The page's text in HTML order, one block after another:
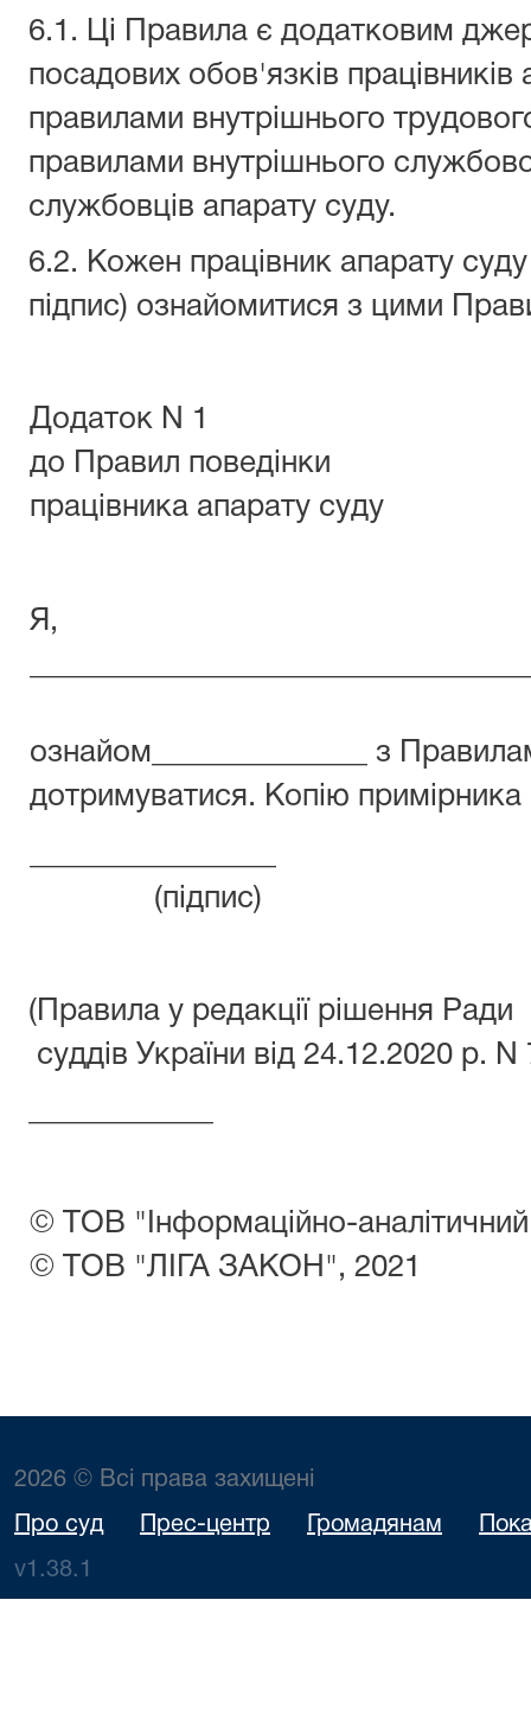
6.1. Ці Правила є додатковим
посадових обов'язків
правилами внутрішнього
правилами внутрішнього
службовців апарату суду.
6.2. Кожен працівник апарату
підпис) ознайомитися з цими
Додаток N 1
до Правил поведінки
працівника апарату суду
Я,
ознайом______________ з
дотримуватися. Копію
(підпис)
(Правила у редакції рішення Ради
суддів України від 24.12.2020 р. N
© ТОВ "Інформаційно-
© ТОВ "ЛІГА ЗАКОН", 2021
2026 © Всі права захищені
Про суд Прес-центр Громадянам
v1.38.1